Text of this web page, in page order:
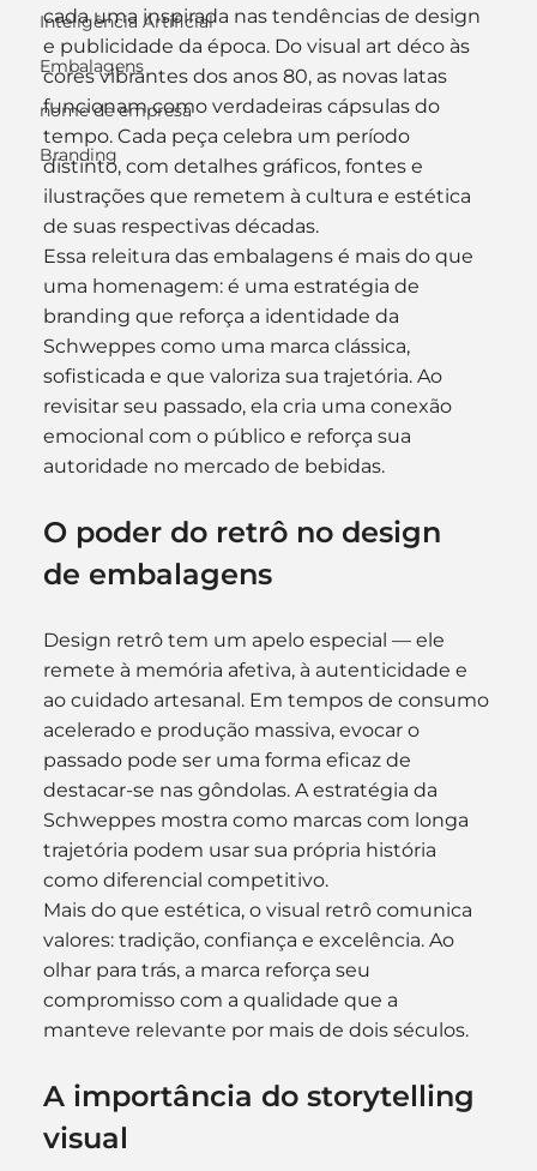
Inteligência Artificial
Embalagens
nome de empresa
Branding
cada uma inspirada nas tendências de design
e publicidade da época. Do visual art déco às
cores vibrantes dos anos 80, as novas latas
funcionam como verdadeiras cápsulas do
tempo. Cada peça celebra um período
distinto, com detalhes gráficos, fontes e
ilustrações que remetem à cultura e estética
de suas respectivas décadas.
Essa releitura das embalagens é mais do que
uma homenagem: é uma estratégia de
branding que reforça a identidade da
Schweppes como uma marca clássica,
sofisticada e que valoriza sua trajetória. Ao
revisitar seu passado, ela cria uma conexão
emocional com o público e reforça sua
autoridade no mercado de bebidas.
O poder do retrô no design
de embalagens
Design retrô tem um apelo especial — ele
remete à memória afetiva, à autenticidade e
ao cuidado artesanal. Em tempos de consumo
acelerado e produção massiva, evocar o
passado pode ser uma forma eficaz de
destacar-se nas gôndolas. A estratégia da
Schweppes mostra como marcas com longa
trajetória podem usar sua própria história
como diferencial competitivo.
Mais do que estética, o visual retrô comunica
valores: tradição, confiança e excelência. Ao
olhar para trás, a marca reforça seu
compromisso com a qualidade que a
manteve relevante por mais de dois séculos.
A importância do storytelling
visual